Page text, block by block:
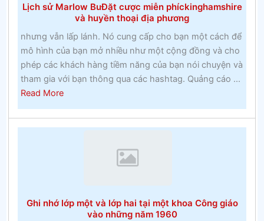
Lịch sử Marlow BuĐặt cược miễn phíckinghamshire
và huyền thoại địa phương
nhưng vẫn lấp lánh. Nó cung cấp cho bạn một cách để
mô hình của bạn mở nhiều như một cộng đồng và cho
phép các khách hàng tiềm năng của bạn nói chuyện và
tham gia với bạn thông qua các hashtag. Quảng cáo ...
Read Moreabout
Lịch
sử
và
Ghi nhớ lớp một và lớp hai tại một khoa Công giáo
vào những năm 1960